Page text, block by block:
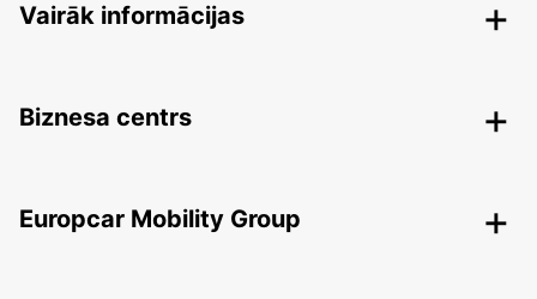
Vairāk informācijas
Biznesa centrs
Europcar Mobility Group